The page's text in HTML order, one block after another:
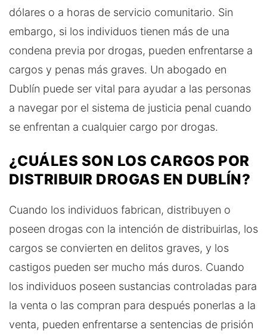
dólares o a horas de servicio comunitario. Sin
embargo, si los individuos tienen más de una
condena previa por drogas, pueden enfrentarse a
cargos y penas más graves. Un abogado en
Dublín puede ser vital para ayudar a las personas
a navegar por el sistema de justicia penal cuando
se enfrentan a cualquier cargo por drogas.
¿CUÁLES SON LOS CARGOS POR
DISTRIBUIR DROGAS EN DUBLÍN?
Cuando los individuos fabrican, distribuyen o
poseen drogas con la intención de distribuirlas, los
cargos se convierten en delitos graves, y los
castigos pueden ser mucho más duros. Cuando
los individuos poseen sustancias controladas para
la venta o las compran para después ponerlas a la
venta, pueden enfrentarse a sentencias de prisión